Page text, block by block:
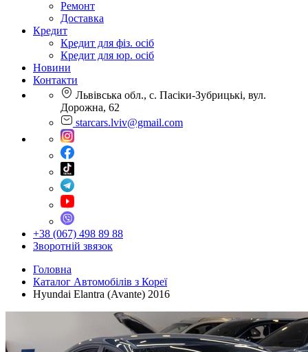
Ремонт
Доставка
Кредит
Кредит для фіз. осіб
Кредит для юр. осіб
Новини
Контакти
Львівська обл., с. Пасіки-Зубрицькі, вул.
Дорожна, 62
starcars.lviv@gmail.com
+38 (067) 498 89 88
Зворотній звязок
Головна
Каталог Автомобілів з Кореї
Hyundai Elantra (Avante) 2016